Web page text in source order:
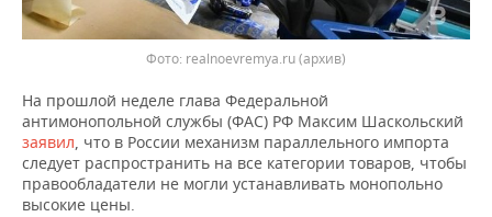
Фото: realnoevremya.ru (архив)
На прошлой неделе глава Федеральной
антимонопольной службы (ФАС) РФ Максим Шаскольский
заявил, что в России механизм параллельного импорта
следует распространить на все категории товаров, чтобы
правообладатели не могли устанавливать монопольно
высокие цены.